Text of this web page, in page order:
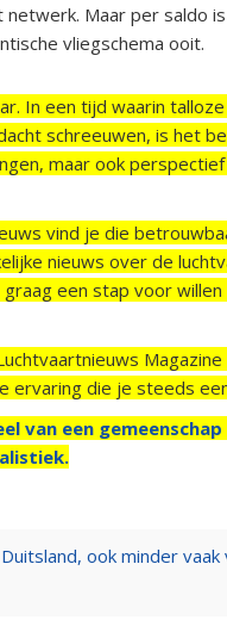
Maar per saldo
vliegschema ooit.
In een tijd waarin
schreeuwen, is het
maar ook
vind je die
nieuws over de
een stap voor willen
ervaring die je steeds
van een
ook minder vaak